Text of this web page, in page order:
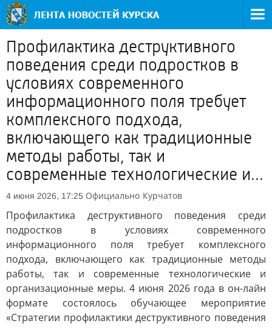
Профилактика деструктивного
поведения среди подростков в
условиях современного
информационного поля требует
комплексного подхода,
включающего как традиционные
методы работы, так и
современные технологические и...
4 июня 2026, 17:25 Официально Курчатов
Профилактика деструктивного поведения среди
подростков в условиях современного
информационного поля требует комплексного
подхода, включающего как традиционные методы
работы, так и современные технологические и
организационные меры. 4 июня 2026 года в он-лайн
формате состоялось обучающее мероприятие
«Стратегии профилактики деструктивного поведения